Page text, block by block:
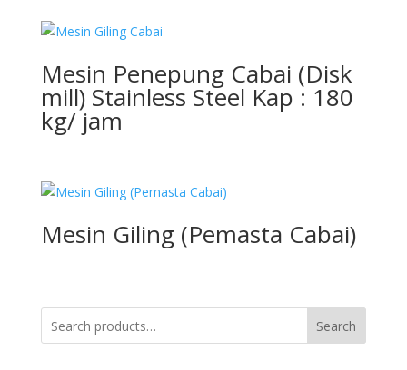
Mesin Penepung Cabai (Disk
mill) Stainless Steel Kap : 180
kg/ jam
Mesin Giling (Pemasta Cabai)
Search